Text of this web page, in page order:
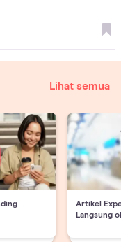
Lihat semua
Artikel
Langsung